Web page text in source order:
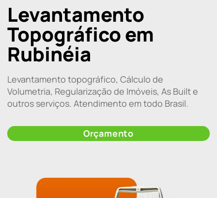
Levantamento
Topográfico em
Rubinéia
Levantamento topográfico, Cálculo de
Volumetria, Regularização de Imóveis, As Built e
outros serviços. Atendimento em todo Brasil.
Orçamento